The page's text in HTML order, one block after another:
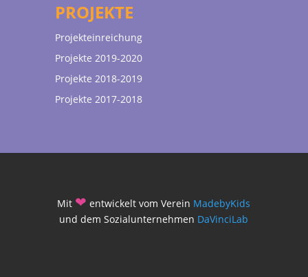
PROJEKTE
Projekteinreichung
Projekte 2019-2020
Projekte 2018-2019
Projekte 2017-2018
Mit ❤ entwickelt vom Verein MadebyKids
und dem Sozialunternehmen DaVinciLab